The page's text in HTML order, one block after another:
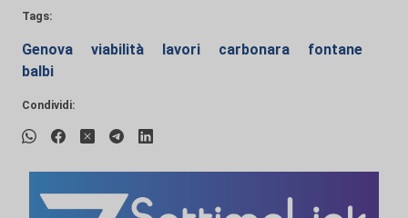
Tags:
Genova viabilità lavori carbonara
fontane
balbi
Condividi: